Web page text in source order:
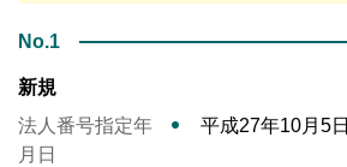
No.1
新規
法人番号指定年
月日
平成27年10月5日